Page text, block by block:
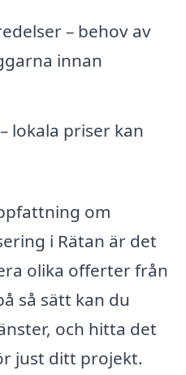
– behov av
innan
lokala priser kan
om
i Rätan är det
olika offerter från
så sätt kan du
och hitta det
just ditt projekt.